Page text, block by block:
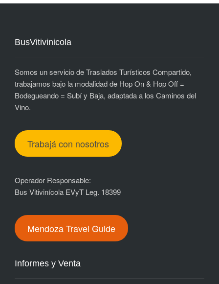
BusVitivinicola
Somos un servicio de Traslados Turísticos Compartido,
trabajamos bajo la modalidad de Hop On & Hop Off =
Bodegueando = Subí y Baja, adaptada a los Caminos del
Vino.
Trabajá con nosotros
Operador Responsable:
Bus Vitivinícola EVyT Leg. 18399
Mendoza Travel Guide
Informes y Venta